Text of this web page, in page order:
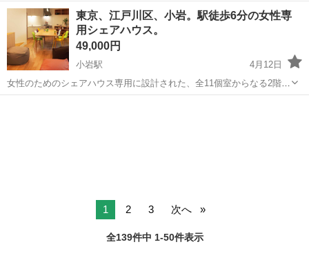
アハウスメンバーさん募集！ （女子割り⇒お試し入居＆初月家賃無料
サービスキャンペーン実施中・上京支援⇒上京交通費支給サービス）
アウトドアーハウスイベント...
東京 江戸川区 小岩駅 シェアハウス 個室
東京、江戸川区、小岩。駅徒歩6分の女性専
用シェアハウス。
49,000円
小岩駅
4月12日
女性のためのシェアハウス専用に設計された、全11個室からなる2階建
てデザイナーズ物件。デザイナーのこだわりが随所にみられるつくり
1 2 3 次へ
全139件中 1-50件表示